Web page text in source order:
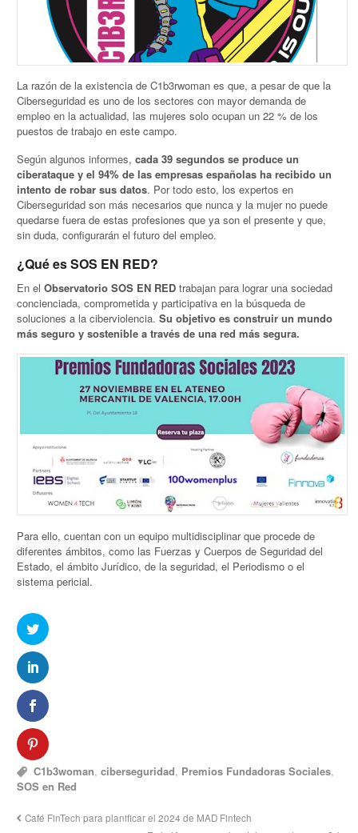
La razón de la existencia de C1b3rwoman es que, a pesar de que la
Ciberseguridad es uno de los sectores con mayor demanda de
empleo en la actualidad, las mujeres solo ocupan un 22 % de los
puestos de trabajo en este campo.
Según algunos informes,cada 39 segundos se produce un
ciberataque y el 94% de las empresas españolas ha recibido un
intento de robar sus datos. Por todo esto, los expertos en
Ciberseguridad son más necesarios que nunca y la mujer no puede
quedarse fuera de estas profesiones que ya son el presente y que,
sin duda, configurarán el futuro del empleo.
¿Qué es SOS EN RED?
En elObservatorio SOS EN RED trabajan para lograr una sociedad
concienciada, comprometida y participativa en la búsqueda de
soluciones a la ciberviolencia.Su objetivo es construir un mundo
más seguro y sostenible a través de una red más segura.
Para ello, cuentan con un equipo multidisciplinar que procede de
diferentes ámbitos, como las Fuerzas y Cuerpos de Seguridad del
Estado, el ámbito Jurídico, de la seguridad, el Periodismo o el
sistema pericial.
C1b3woman,ciberseguridad, Premios Fundadoras Sociales,
SOS en Red
Café FinTech para planificar el 2024 de MAD Fintech